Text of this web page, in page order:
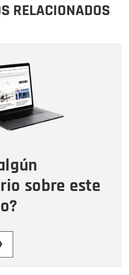
RELACIONADOS
sobre este